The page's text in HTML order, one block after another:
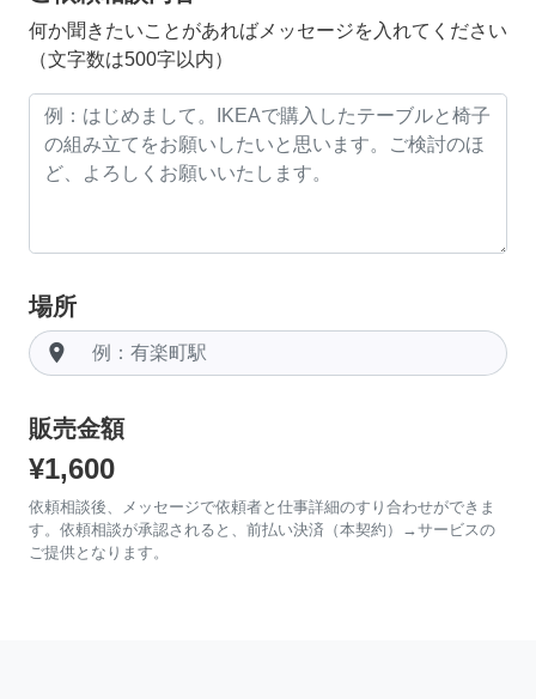
何か聞きたいことがあればメッセージを入れてください
（文字数は500字以内）
場所
room
販売金額
¥1,600
依頼相談後、メッセージで依頼者と仕事詳細のすり合わせができま
す。依頼相談が承認されると、前払い決済（本契約）→サービスの
ご提供となります。